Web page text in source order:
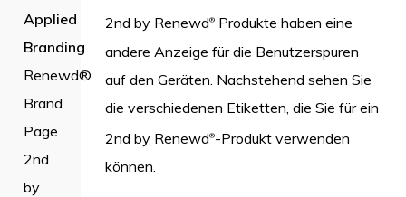
Applied
Branding
Renewd®
Brand
Page
2nd
by
2nd by Renewd®Produkte haben eine
andere Anzeige für die Benutzerspuren
auf den Geräten. Nachstehend sehen Sie
die verschiedenen Etiketten, die Sie für ein
2nd by Renewd®-Produkt verwenden
können.